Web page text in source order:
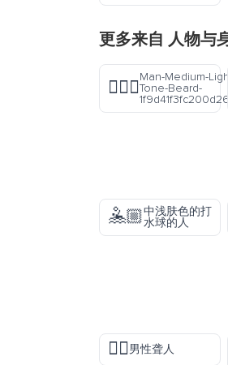
更多来自 人物与
🧔🏼‍♂️
Man-Medium-
Tone-Beard-
🤽🏼中浅肤色的打
水球的人
🧏‍♂️男性聋人